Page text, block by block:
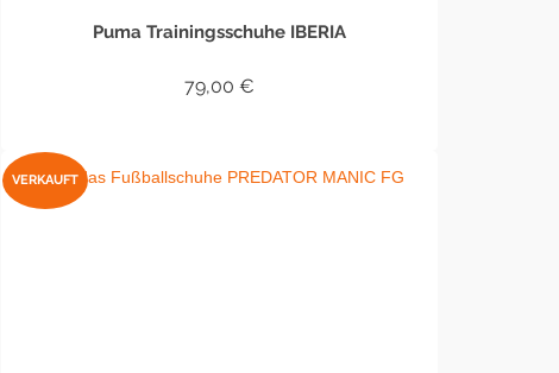
Puma Trainingsschuhe IBERIA
79,00€
VERKAUFT